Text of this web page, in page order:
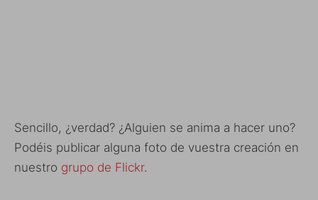
Sencillo, ¿verdad? ¿Alguien se anima a hacer uno?
Podéis publicar alguna foto de vuestra creación en
nuestro grupo de Flickr.